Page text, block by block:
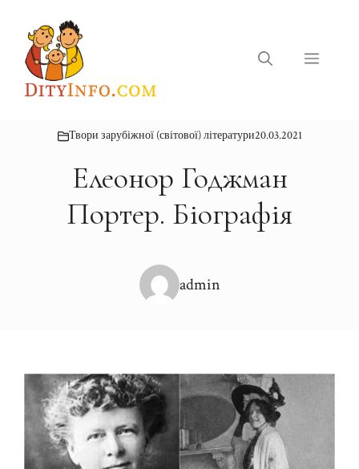
вмісту
Меню
Твори зарубіжної (світової) літератури20.03.2021
Елеонор Годжман
Портер. Біографія
admin